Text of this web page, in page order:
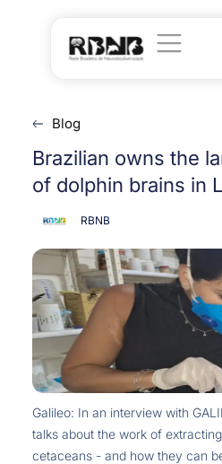
Blog
Brazilian owns the
of dolphin brains in
RBNB
Galileo: In an interview with
talks about the work of
cetaceans - and how they can